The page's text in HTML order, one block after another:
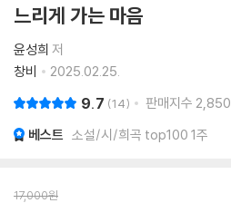
느리게 가는 마음
윤성희 저
창비
2025.02.25.
9.7 14 판매지수 2,850
베스트 소설/시/희곡 top100 1주
17,000원